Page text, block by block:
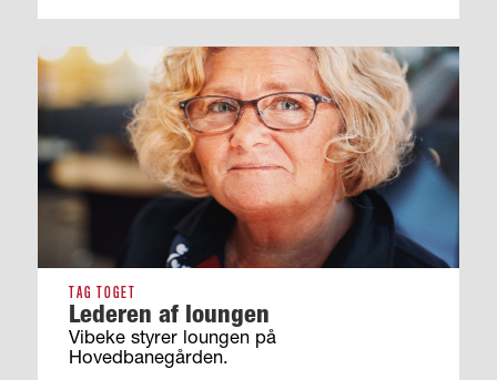
TAG TOGET
Lederen af loungen
Vibeke styrer loungen på
Hovedbanegården.